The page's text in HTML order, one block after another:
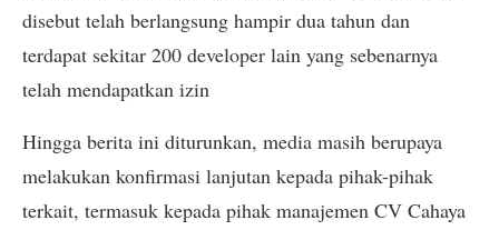
disebut telah berlangsung hampir dua tahun dan
terdapat sekitar 200 developer lain yang sebenarnya
telah mendapatkan izin
Hingga berita ini diturunkan, media masih berupaya
melakukan konfirmasi lanjutan kepada pihak-pihak
terkait, termasuk kepada pihak manajemen CV Cahaya